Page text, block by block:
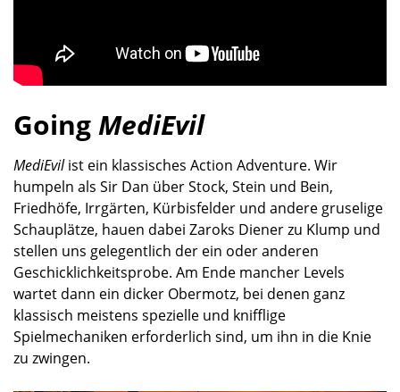
GoingMediEvil
MediEvilist ein klassisches Action Adventure. Wir
humpeln als Sir Dan über Stock, Stein und Bein,
Friedhöfe, Irrgärten, Kürbisfelder und andere gruselige
Schauplätze, hauen dabei Zaroks Diener zu Klump und
stellen uns gelegentlich der ein oder anderen
Geschicklichkeitsprobe. Am Ende mancher Levels
wartet dann ein dicker Obermotz, bei denen ganz
klassisch meistens spezielle und knifflige
Spielmechaniken erforderlich sind, um ihn in die Knie
zu zwingen.